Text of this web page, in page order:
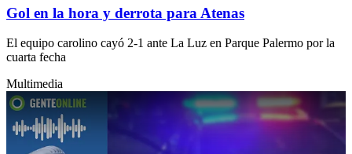
Gol en la hora y derrota para Atenas
El equipo carolino cayó 2-1 ante La Luz en Parque Palermo por la
cuarta fecha
Multimedia